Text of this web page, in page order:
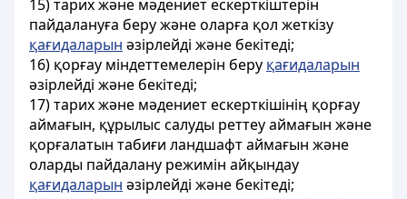
15) тарих және мәдениет ескерткіштерін
пайдалануға беру және оларға қол жеткізу
қағидаларын әзірлейді және бекітеді;
16) қорғау міндеттемелерін беру қағидаларын
әзірлейді және бекітеді;
17) тарих және мәдениет ескерткішінің қорғау
аймағын, құрылыс салуды реттеу аймағын және
қорғалатын табиғи ландшафт аймағын және
оларды пайдалану режимін айқындау
қағидаларын әзірлейді және бекітеді;